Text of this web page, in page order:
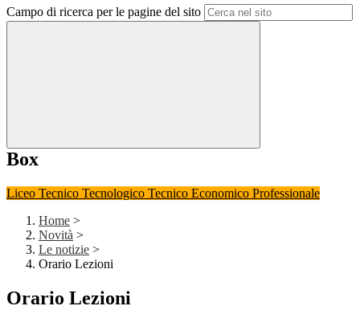
Campo di ricerca per le pagine del sito
Box
Liceo Tecnico Tecnologico Tecnico Economico Professionale
Home >
Novità >
Le notizie >
Orario Lezioni
Orario Lezioni